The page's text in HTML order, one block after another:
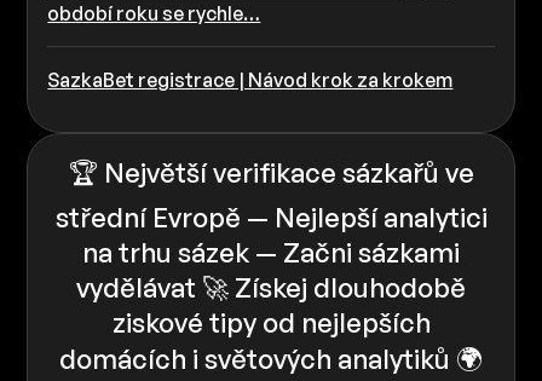
období roku se rychle…
SazkaBet registrace | Návod krok za krokem
🏆 Největší verifikace sázkařů ve
střední Evropě — Nejlepší analytici
na trhu sázek — Začni sázkami
vydělávat 🚀 Získej dlouhodobě
ziskové tipy od nejlepších
domácích i světových analytiků 🌍